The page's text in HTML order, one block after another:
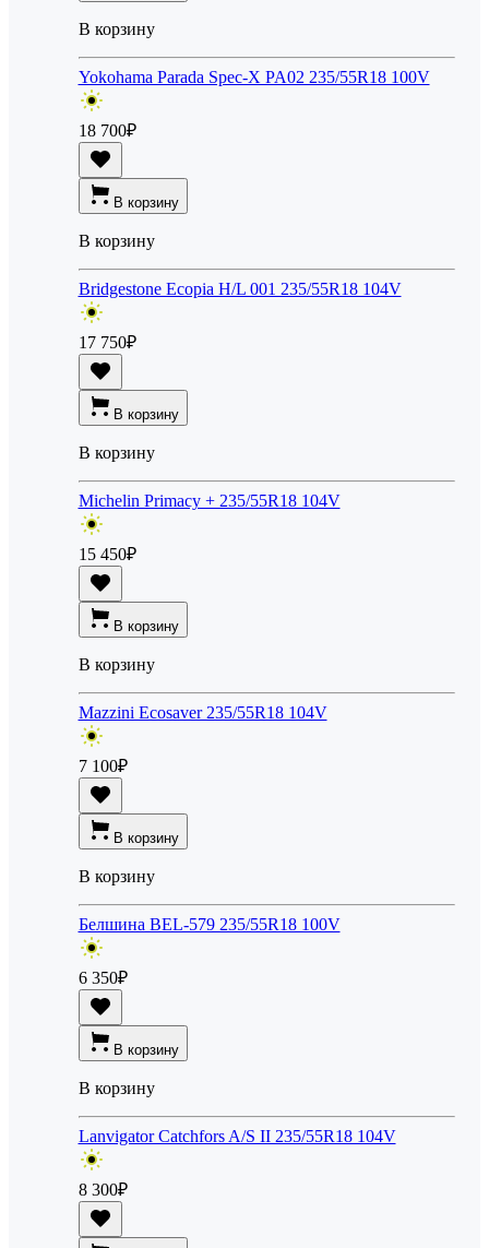
В корзину
Yokohama Parada Spec-X PA02 235/55R18 100V
18 700₽
В корзину
В корзину
Bridgestone Ecopia H/L 001 235/55R18 104V
17 750₽
В корзину
В корзину
Michelin Primacy + 235/55R18 104V
15 450₽
В корзину
В корзину
Mazzini Ecosaver 235/55R18 104V
7 100₽
В корзину
В корзину
Белшина BEL-579 235/55R18 100V
6 350₽
В корзину
В корзину
Lanvigator Catchfors A/S II 235/55R18 104V
8 300₽